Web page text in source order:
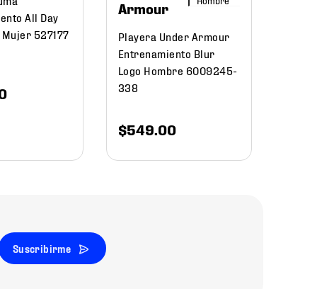
All Day
527177
Armour
Playera Under Armour
Entrenamiento Blur
Logo Hombre 6009245-
338
$549.00
Suscribirme